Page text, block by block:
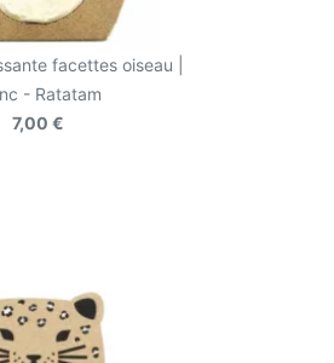
facettes oiseau |
- Ratatam
7,00 €